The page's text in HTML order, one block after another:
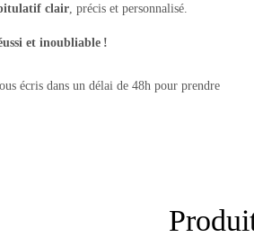
clair , précis et personnalisé.
et inoubliable !
écris dans un délai de 48h pour prendre